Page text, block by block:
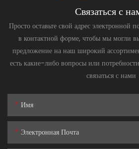
Связаться с
Просто оставьте свой адрес электронной
в контактной форме, чтобы мы могли
предложение на наш широкий
есть какие-либо вопросы или
связаться с нами
Имя
Электронная Почта